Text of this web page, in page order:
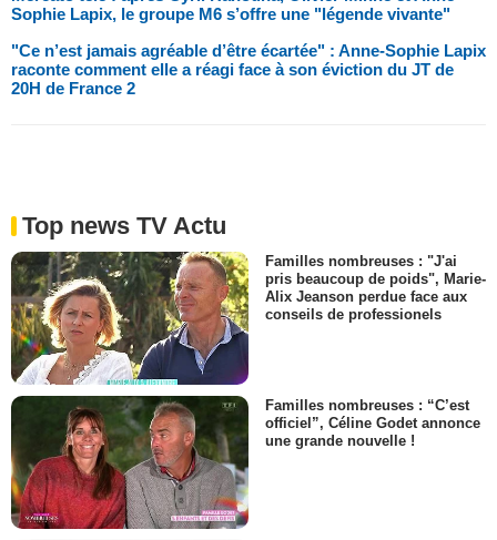
Sophie Lapix, le groupe M6 s’offre une "légende vivante"
"Ce n’est jamais agréable d’être écartée" : Anne-Sophie Lapix
raconte comment elle a réagi face à son éviction du JT de
20H de France 2
Top news TV Actu
Familles nombreuses : "J'ai
pris beaucoup de poids", Marie-
Alix Jeanson perdue face aux
conseils de professionels
Familles nombreuses : “C’est
officiel”, Céline Godet annonce
une grande nouvelle !